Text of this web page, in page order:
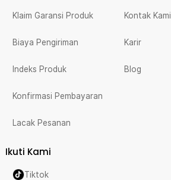
Klaim Garansi Produk
Biaya Pengiriman
Indeks Produk
Konfirmasi Pembayaran
Lacak Pesanan
Kontak Kami
Karir
Blog
Ikuti Kami
Tiktok